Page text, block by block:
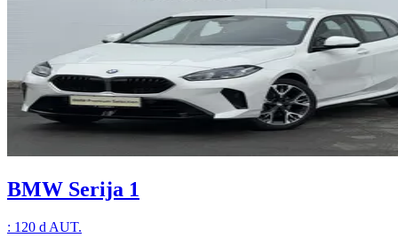
BMW Serija 1
: 120 d AUT.